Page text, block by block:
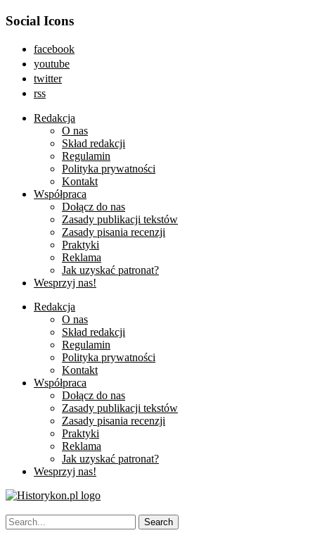
Social Icons
facebook
youtube
twitter
rss
Redakcja
O nas
Skład redakcji
Regulamin
Polityka prywatności
Kontakt
Współpraca
Dołącz do nas
Zasady publikacji tekstów
Zasady pisania recenzji
Praktyki
Reklama
Jak uzyskać patronat?
Wesprzyj nas!
Redakcja
O nas
Skład redakcji
Regulamin
Polityka prywatności
Kontakt
Współpraca
Dołącz do nas
Zasady publikacji tekstów
Zasady pisania recenzji
Praktyki
Reklama
Jak uzyskać patronat?
Wesprzyj nas!